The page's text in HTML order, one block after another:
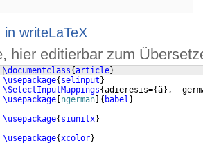
in writeLaTeX
hier editierbar zum
\documentclass{article}
\usepackage{ selinput }
\SelectInputMappings{adieresis={ä} ,
\usepackage ngerman { babel }
\usepackage{ siunitx}
\usepackage{xcolor}